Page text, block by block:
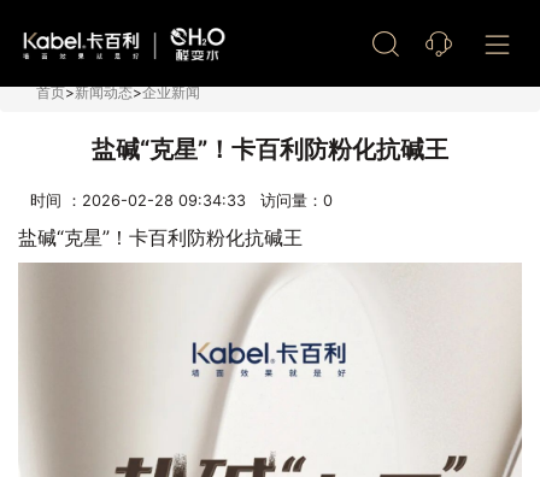
首页>新闻动态>企业新闻
盐碱“克星”！卡百利防粉化抗碱王
时间 ：2026-02-28 09:34:33 访问量： 0
盐碱“克星”！卡百利防粉化抗碱王